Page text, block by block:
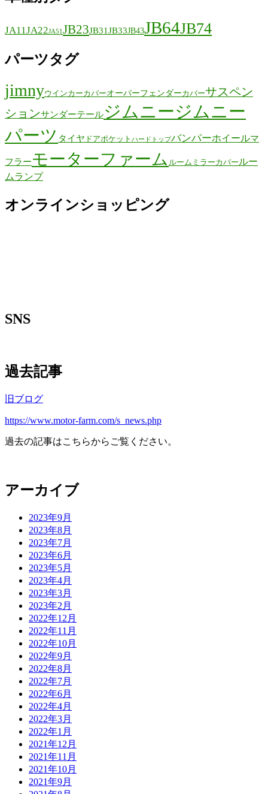
JA11JA22JA51 JB23JB31JB33JB43JB64JB74
パーツタグ
jimnyウインカーカバーオーバーフェンダーカバーサスペン
ションサンダーテールジムニージムニー
パーツ タイヤ ドアポケット ハードトップバンパーホイールマ
フラーモーターファーム ルームミラーカバー ルー
ムランプ
オンラインショッピング
SNS
過去記事
旧ブログ
https://www.motor-farm.com/s_news.php
過去の記事はこちらからご覧ください。
アーカイブ
2023年9月
2023年8月
2023年7月
2023年6月
2023年5月
2023年4月
2023年3月
2023年2月
2022年12月
2022年11月
2022年10月
2022年9月
2022年8月
2022年7月
2022年6月
2022年4月
2022年3月
2022年1月
2021年12月
2021年11月
2021年10月
2021年9月